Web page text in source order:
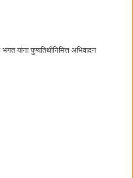
यांना पुण्यतिथीनिमित्त अभिवादन